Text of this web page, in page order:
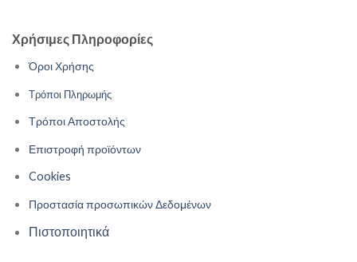
Χρήσιμες Πληροφορίες
Όροι Χρήσης
Τρόποι Πληρωμής
Τρόποι Αποστολής
Επιστροφή προϊόντων
Cookies
Προστασία προσωπικών Δεδομένων
Πιστοποιητικά